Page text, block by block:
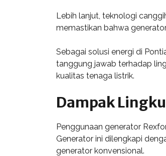
Lebih lanjut, teknologi
memastikan bahwa
Sebagai solusi energi di
tanggung jawab terhadap
kualitas tenaga listrik.
Dampak
Penggunaan generator
Generator ini dilengkapi
generator konvensional.